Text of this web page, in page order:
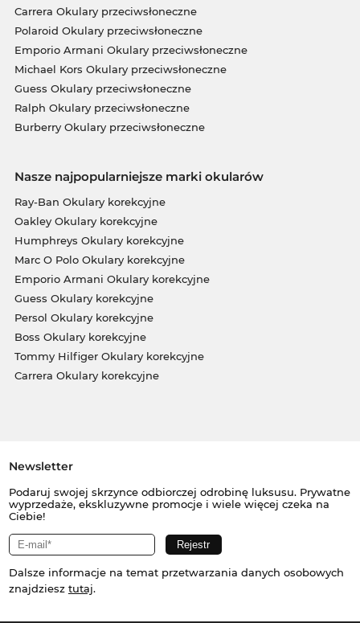
Carrera Okulary przeciwsłoneczne
Polaroid Okulary przeciwsłoneczne
Emporio Armani Okulary przeciwsłoneczne
Michael Kors Okulary przeciwsłoneczne
Guess Okulary przeciwsłoneczne
Ralph Okulary przeciwsłoneczne
Burberry Okulary przeciwsłoneczne
Nasze najpopularniejsze marki okularów
Ray-Ban Okulary korekcyjne
Oakley Okulary korekcyjne
Humphreys Okulary korekcyjne
Marc O Polo Okulary korekcyjne
Emporio Armani Okulary korekcyjne
Guess Okulary korekcyjne
Persol Okulary korekcyjne
Boss Okulary korekcyjne
Tommy Hilfiger Okulary korekcyjne
Carrera Okulary korekcyjne
Newsletter
Podaruj swojej skrzynce odbiorczej odrobinę luksusu. Prywatne
wyprzedaże, ekskluzywne promocje i wiele więcej czeka na
Ciebie!
Dalsze informacje na temat przetwarzania danych osobowych
znajdziesz tutaj.